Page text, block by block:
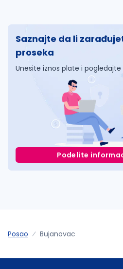
Saznajte da li
proseka
Unesite iznos plate i
Podelite
Posao Bujanovac